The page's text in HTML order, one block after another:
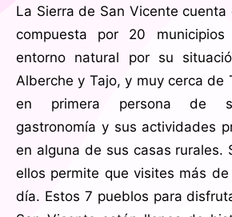
La Sierra de San Vicente cuenta
compuesta por 20
entorno natural por su
Alberche y Tajo, y muy cerca de
en primera persona de
gastronomía y sus actividades
en alguna de sus casas rurales.
ellos permite que visites más
día. Estos 7 pueblos para